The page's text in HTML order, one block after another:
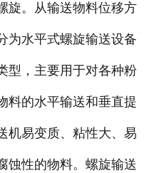
旋。从输送物料位移方
为水平式螺旋输送设备
型，主要用于对各种粉
料的水平输送和垂直提
机易变质、粘性大、易
蚀性的物料。螺旋输送